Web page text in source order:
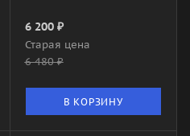
6 200₽
Старая цена
6 480₽
В КОРЗИНУ